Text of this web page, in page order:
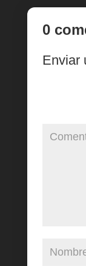
0
Enviar